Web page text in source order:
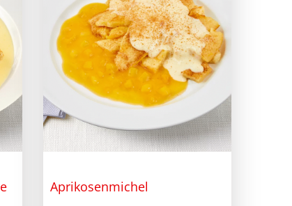
Aprikosenmichel